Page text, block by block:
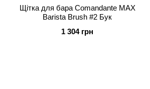
Щітка для бара Comandante MAX
Barista Brush #2 Бук
1 304 грн